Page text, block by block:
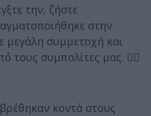
την, ζήστε
στην
μεγάλη συμμετοχή και
τους συμπολίτες μας. 👩‍⚕️
κοντά στους